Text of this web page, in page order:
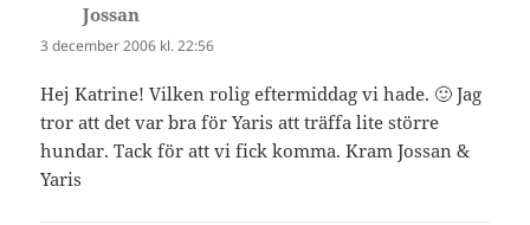
Jossan
3 december 2006 kl. 22:56
Hej Katrine! Vilken rolig eftermiddag vi hade. 🙂 Jag
tror att det var bra för Yaris att träffa lite större
hundar. Tack för att vi fick komma. Kram Jossan &
Yaris